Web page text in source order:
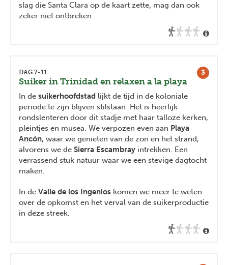
slag die Santa Clara op de kaart zette, mag dan ook
zeker niet ontbreken.
3
DAG 7-11
Suiker in Trinidad en relaxen a la playa
In de suikerhoofdstad lijkt de tijd in de koloniale
periode te zijn blijven stilstaan. Het is heerlijk
rondslenteren door dit stadje met haar talloze kerken,
pleintjes en musea. We verpozen even aan Playa
Ancón, waar we genieten van de zon en het strand,
alvorens we de Sierra Escambray intrekken. Een
verrassend stuk natuur waar we een stevige dagtocht
maken.
In de Valle de los Ingenios komen we meer te weten
over de opkomst en het verval van de suikerproductie
in deze streek.